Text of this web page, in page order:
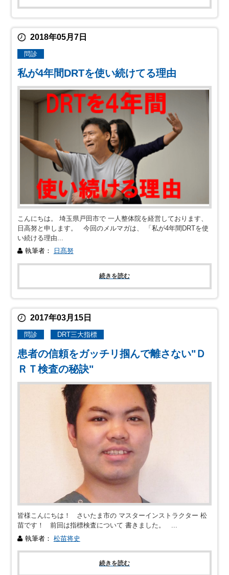
2018年05月7日
問診
私が4年間DRTを使い続けてる理由
こんにちは。 埼玉県戸田市で 一人整体院を経営しております、
日高努と申します。 今回のメルマガは、 「私が4年間DRTを使
い続ける理由...
執筆者：
日髙努
続きを読む
2017年03月15日
問診 DRT三大指標
患者の信頼をガッチリ掴んで離さない"Ｄ
ＲＴ検査の秘訣"
皆様こんにちは！ さいたま市の マスターインストラクター 松
苗です！ 前回は指標検査について 書きました。 ...
執筆者： 松苗将史
続きを読む